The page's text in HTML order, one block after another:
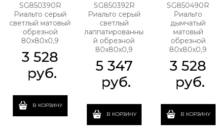
SG850390R
Риальто серый
светлый матовый
обрезной
80x80x0,9
3 528
руб.
В КОРЗИНУ
SG850392R
Риальто серый
светлый
лаппатированны
й обрезной
80x80x0,9
5 347
руб.
В КОРЗИНУ
SG850490R
Риальто
дымчатый
матовый
обрезной
80x80x0,9
3 528
руб.
В КОРЗИНУ